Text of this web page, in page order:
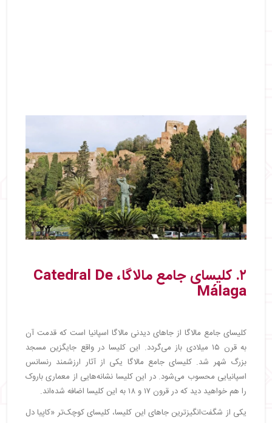
۲. کلیسای جامع مالاگا، Catedral De
Málaga
کلیسای جامع مالاگا از جاهای دیدنی مالاگا اسپانیا است که قدمت آن
به قرن ۱۵ میلادی باز می‌گردد. این کلیسا در واقع جایگزین مسجد
بزرگ شهر شد. کلیسای جامع مالاگا یکی از آثار ارزشمند رنسانس
اسپانیایی محسوب می‌شود. در این کلیسا نشانه‌هایی از معماری باروک
را هم خواهید دید که در قرون ۱۷ و ۱۸ به این کلیسا اضافه شده‌اند.
یکی از شگفت‌انگیزترین جاهای این کلیسا، کلیسای کوچک‌تر «کاپیا دل